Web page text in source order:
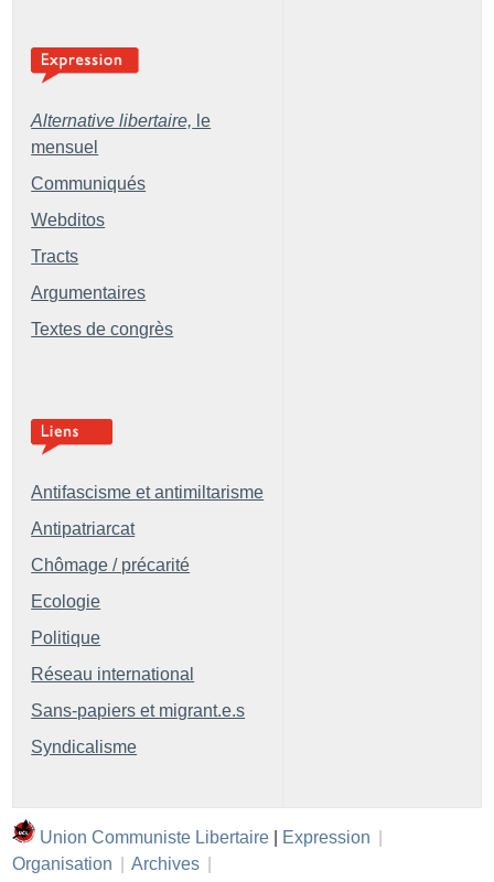
Alternative libertaire, le
mensuel
Communiqués
Webditos
Tracts
Argumentaires
Textes de congrès
Antifascisme et antimiltarisme
Antipatriarcat
Chômage / précarité
Ecologie
Politique
Réseau international
Sans-papiers et migrant.e.s
Syndicalisme
Union Communiste Libertaire Expression
Organisation
Archives